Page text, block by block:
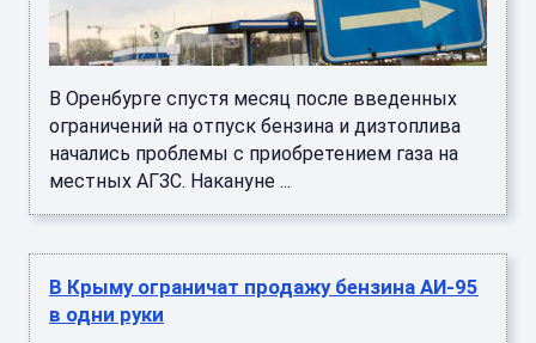
В Оренбурге спустя месяц после введенных
ограничений на отпуск бензина и дизтоплива
начались проблемы с приобретением газа на
местных АГЗС. Накануне ...
В Крыму ограничат продажу бензина АИ-95
в одни руки